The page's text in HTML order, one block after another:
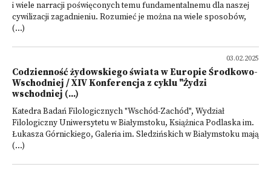
i wiele narracji poświę­conych temu fundamentalnemu dla naszej
cywilizacji zagadnieniu. Rozumieć je można na wiele sposobów,
(...)
03.02.2025
Codzienność żydowskiego świata w Europie Środkowo-
Wschodniej / XIV Konferencja z cyklu "Żydzi
wschodniej (...)
Katedra Badań Filologicznych "Wschód-Zachód", Wydział
Filologiczny Uniwersytetu w Białymstoku, Książnica Podlaska im.
Łukasza Górnickiego, Galeria im. Sledzińskich w Białymstoku mają
(...)